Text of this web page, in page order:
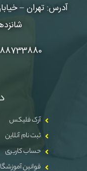
آدرس: تهران –
شانزدهم
/// 021-88730621
آرک فلیکس
ثبت نام آنلاین
حساب کاربری
قوانین